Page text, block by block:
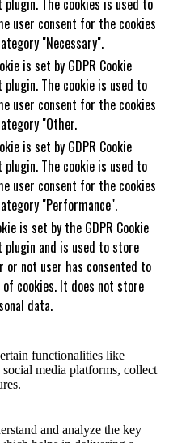
user consent for the cookies
"Necessary".
is set by GDPR Cookie
plugin. The cookie is used to
user consent for the cookies
"Other.
is set by GDPR Cookie
plugin. The cookie is used to
user consent for the cookies
"Performance".
is set by the GDPR Cookie
plugin and is used to store
or not user has consented to
of cookies. It does not store
data.
functionalities like
media platforms, collect
and analyze the key